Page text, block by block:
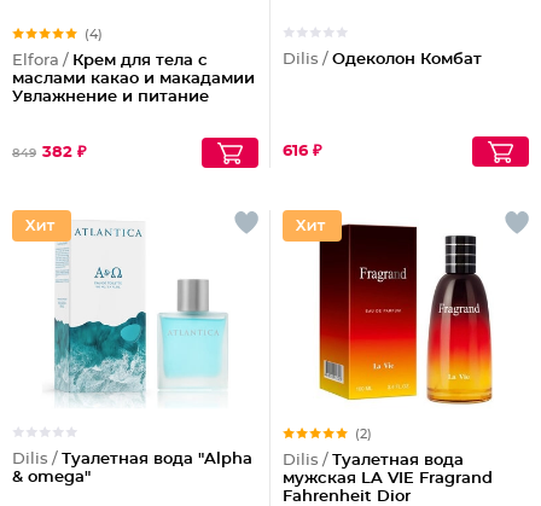
(4)
Elfora / Крем для тела с
маслами какао и макадамии
Увлажнение и питание
849 382 ₽
Dilis / Одеколон Комбат
616 ₽
Dilis / Туалетная вода "Alpha
& omega"
(2)
Dilis / Туалетная вода
мужская LA VIE Fragrand
Fahrenheit Dior